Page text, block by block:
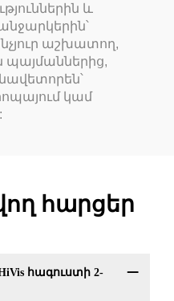
և
աշխատող,
կամ
հարցեր
հագուստի 2-